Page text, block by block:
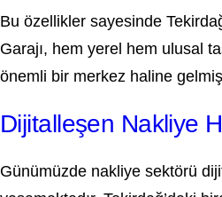
Bu özellikler sayesinde
Garajı, hem yerel hem ulusal
önemli bir merkez haline
Dijitalleşen Nakliye
Günümüzde nakliye sektörü